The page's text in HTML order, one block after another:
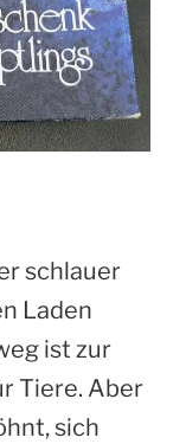
schlauer
Laden
ist zur
Tiere. Aber
sich